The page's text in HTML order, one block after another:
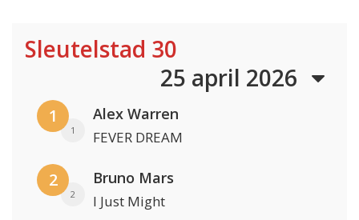
Sleutelstad 30
25 april 2026
1
1
Alex Warren
FEVER DREAM
2
2
Bruno Mars
I Just Might